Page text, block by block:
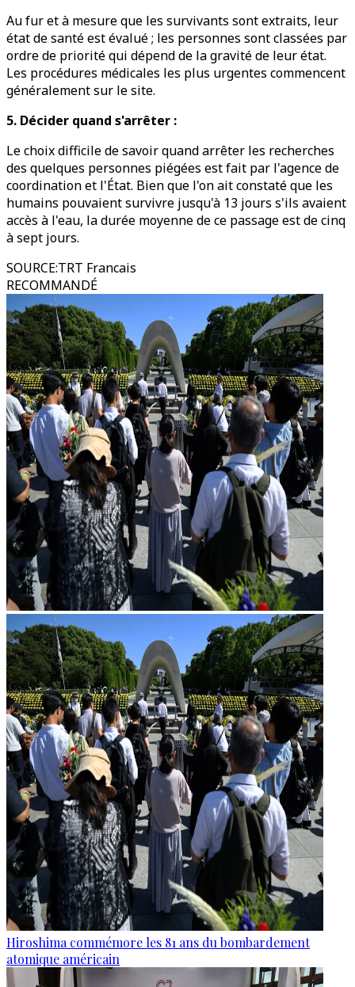
Au fur et à mesure que les survivants sont extraits, leur
état de santé est évalué ; les personnes sont classées par
ordre de priorité qui dépend de la gravité de leur état.
Les procédures médicales les plus urgentes commencent
généralement sur le site.
5. Décider quand s'arrêter :
Le choix difficile de savoir quand arrêter les recherches
des quelques personnes piégées est fait par l'agence de
coordination et l'État. Bien que l'on ait constaté que les
humains pouvaient survivre jusqu'à 13 jours s'ils avaient
accès à l'eau, la durée moyenne de ce passage est de cinq
à sept jours.
SOURCE:TRT Francais
RECOMMANDÉ
Hiroshima commémore les 81 ans du bombardement
atomique américain